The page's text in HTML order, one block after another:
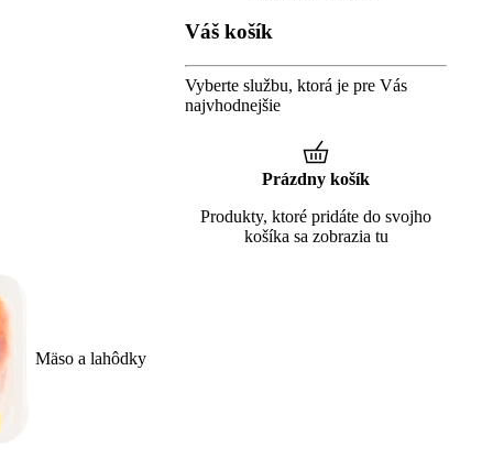
Mäso a lahôdky
Váš košík
Vyberte službu, ktorá je pre Vás
najvhodnejšie
Prázdny košík
Produkty, ktoré pridáte do svojho
košíka sa zobrazia tu